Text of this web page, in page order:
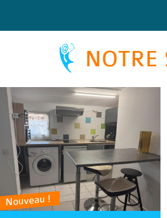
NOTRE
Nouveau !